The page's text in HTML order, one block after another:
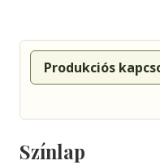
Produkciós
Színlap